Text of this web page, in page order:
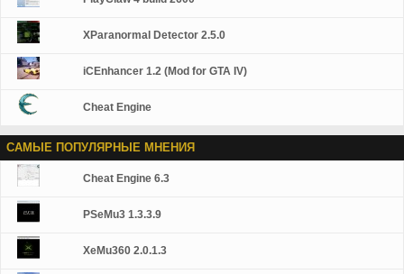
XParanormal Detector 2.5.0
iCEnhancer 1.2 (Mod for GTA IV)
Cheat Engine
САМЫЕ ПОПУЛЯРНЫЕ МНЕНИЯ
Cheat Engine 6.3
PSeMu3 1.3.3.9
XeMu360 2.0.1.3